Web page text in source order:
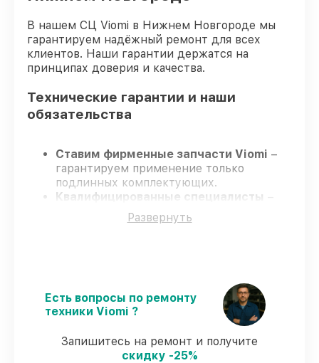
В нашем СЦ Viomi в Нижнем Новгороде мы
гарантируем надёжный ремонт для всех
клиентов. Наши гарантии держатся на
принципах доверия и качества.
Технические гарантии и наши
обязательства
Ставим фирменные запчасти Viomi –
гарантируем применение только
подлинных комплектующих.
Квалифицированные специалисты
проходят постоянное обучение, что
подтверждает уровень их
договоренности.
Гарантийное сопровождение– все все
виды ремонта защищены официальной
гарантией Viomi.
Развернуть
Есть вопросы по ремонту
техники Viomi ?
Запишитесь на ремонт и получите
скидку -25%